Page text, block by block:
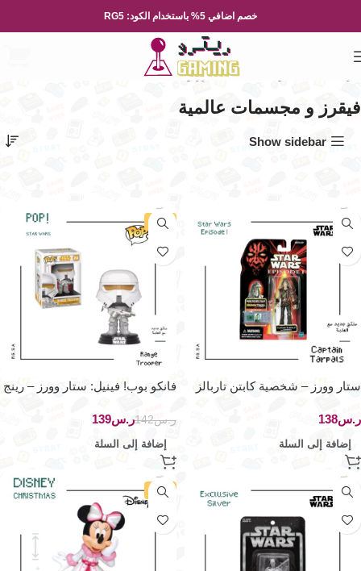
خصم اضافي 5% باستخدام الكود: RG5
العاب و مجسمات فيقرز و مجسمات عالمية
فيقرز و مجسمات عالمية
Show sidebar
ستار وورز – شخصية كابتن تاربالز
ر.س
إضافة إلى السلة
-2%
فانكو بوب! فينيل: ستار وورز – رينج
ر.س142ر.س139
إضافة إلى السلة
-9%